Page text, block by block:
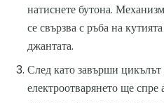
натиснете бутона.
се свързва с ръба на
джантата.
След като завърши цикълът
електроотварянето ще спре